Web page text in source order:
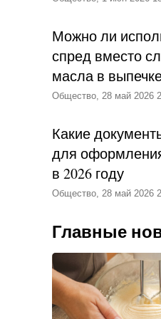
Можно ли
спред вместо
масла в
Общество, 28 май 2026
Какие
для
в 2026 году
Общество, 28 май 2026
Главные